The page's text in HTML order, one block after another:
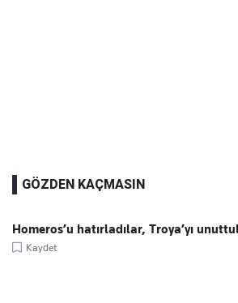
GÖZDEN KAÇMASIN
Homeros’u hatırladılar, Troya’yı
Kaydet